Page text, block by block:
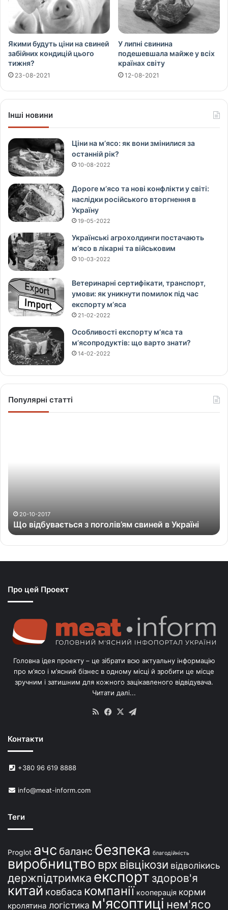
Якими будуть ціни на свиней
забійних кондицій цього
тижня?
23-08-2021
У липні свинина
подешевшала майже у всіх
країнах світу
12-08-2021
Інші новини
Ціни на м’ясо: як вони змінилися за
останній рік?
10-08-2022
Дороге м’ясо та нові конфлікти у світі:
наслідки російського вторгнення в
Україну
19-05-2022
Українські агрохолдинги постачають
м’ясо в лікарні та військовим
10-03-2022
Ветеринарні сертифікати, транспорт,
умови: як уникнути помилок під час
експорту м’яса
21-02-2022
Особливості експорту м’яса та
м’ясопродуктів: що варто знати?
14-02-2022
Популярні статті
т
ь
п
о
е
й
У
р
ї
20-10-2017
Що відбувається з поголів’ям свиней в Україні
Про цей Проект
Головна ідея проекту – це зібрати всю актуальну інформацію
про м’ясо і м’ясний бізнес в одному місці й зробити це місце
зручним і затишним для кожного зацікавленого відвідувача.
Читати далі...
RSS Facebook
X
Контакти
+380 96 619 8888
info@meat-inform.com
Теги
Proglot ачс баланс безпека благодійність
виробництво врх вівцікози відволікись
держпідтримка експорт здоров'я
китай ковбаса компанії кооперація корми
кролятина логістика м'ясоптиці нем'ясо